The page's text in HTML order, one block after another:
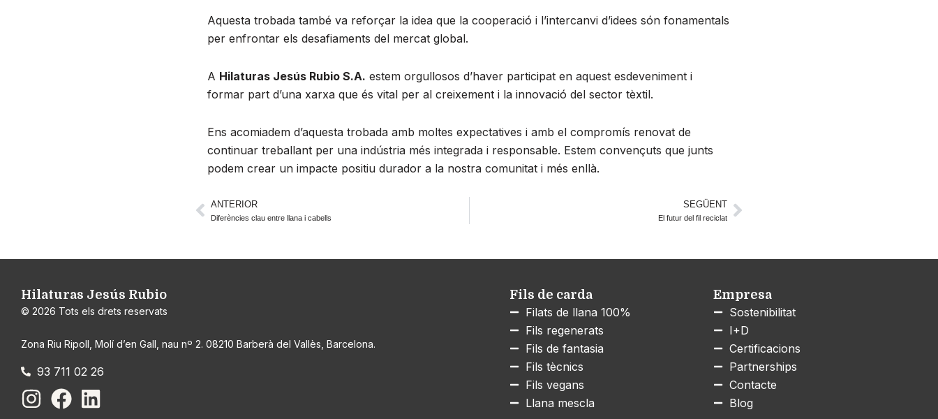
Aquesta trobada també va reforçar la idea que la cooperació i l’intercanvi d’idees són fonamentals
per enfrontar els desafiaments del mercat global.
A Hilaturas Jesús Rubio S.A. estem orgullosos d’haver participat en aquest esdeveniment i
formar part d’una xarxa que és vital per al creixement i la innovació del sector tèxtil.
Ens acomiadem d’aquesta trobada amb moltes expectatives i amb el compromís renovat de
continuar treballant per una indústria més integrada i responsable. Estem convençuts que junts
podem crear un impacte positiu durador a la nostra comunitat i més enllà.
Prev
ANTERIOR
Diferències clau entre llana i cabells
SEGÜENT
El futur del fil reciclatNext
Hilaturas Jesús Rubio
© 2026 Tots els drets reservats
Zona Riu Ripoll, Molí d’en Gall, nau nº 2. 08210 Barberà del Vallès, Barcelona.
93 711 02 26
Fils de carda
Filats de llana 100%
Fils regenerats
Fils de fantasia
Fils tècnics
Fils vegans
Llana mescla
Empresa
Sostenibilitat
I+D
Certificacions
Partnerships
Contacte
Blog